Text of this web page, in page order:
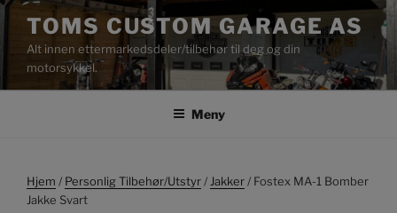
Gå
innhold
TOMS CUSTOM GARAGE AS
Alt innen ettermarkedsdeler/tilbehør til deg og din
motorsykkel.
Meny
Hjem / Personlig Tilbehør/Utstyr / Jakker / Fostex MA-1 Bomber
Jakke Svart